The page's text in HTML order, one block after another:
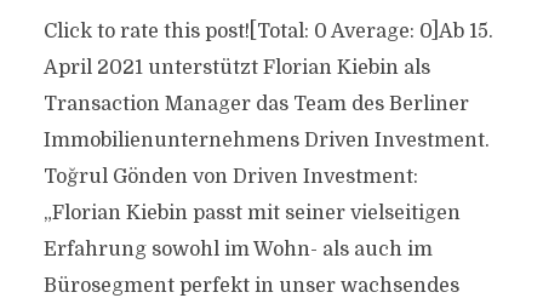
Click to rate this post![Total: 0 Average: 0]Ab 15.
April 2021 unterstützt Florian Kiebin als
Transaction Manager das Team des Berliner
Immobilienunternehmens Driven Investment.
Toğrul Gönden von Driven Investment:
„Florian Kiebin passt mit seiner vielseitigen
Erfahrung sowohl im Wohn- als auch im
Bürosegment perfekt in unser wachsendes